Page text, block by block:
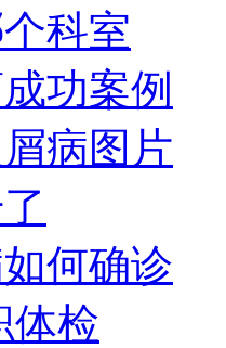
科室
功案例
病图片
何确诊
体检